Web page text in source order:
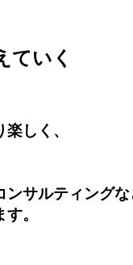
ていく
しく、
サルティングな
。